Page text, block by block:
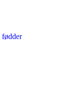
fødder